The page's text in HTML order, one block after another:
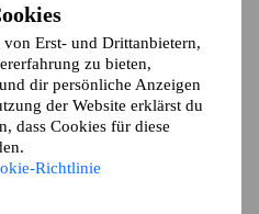
Erst- und Drittanbietern,
zu bieten,
dir persönliche Anzeigen
der Website erklärst du
dass Cookies für diese
Richtlinie